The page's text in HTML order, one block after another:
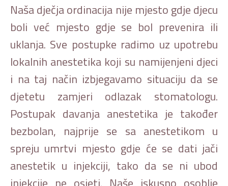
Naša dječja ordinacija nije mjesto gdje djecu
boli već mjesto gdje se bol prevenira ili
uklanja. Sve postupke radimo uz upotrebu
lokalnih anestetika koji su namijenjeni djeci
i na taj način izbjegavamo situaciju da se
djetetu zamjeri odlazak stomatologu.
Postupak davanja anestetika je također
bezbolan, najprije se sa anestetikom u
spreju umrtvi mjesto gdje će se dati jači
anestetik u injekciji, tako da se ni ubod